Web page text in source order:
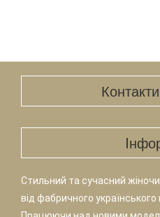
Стильний та сучасний
від фабричного